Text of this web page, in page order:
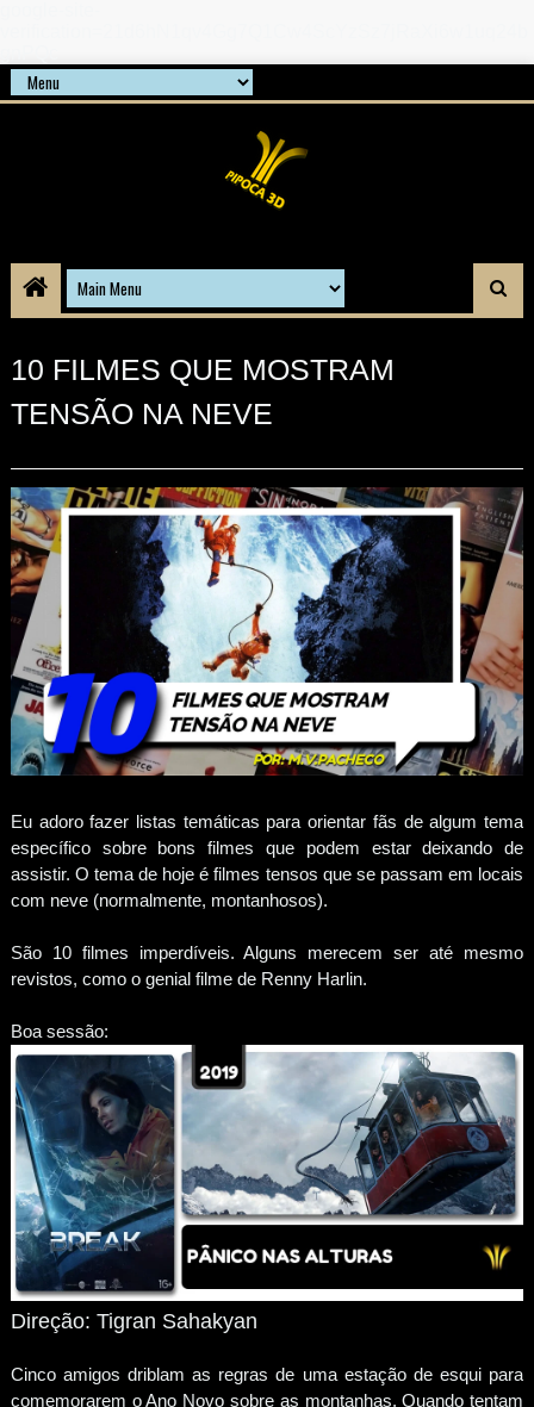
10 FILMES QUE MOSTRAM
TENSÃO NA NEVE
Eu adoro fazer listas temáticas para orientar fãs de algum tema
específico sobre bons filmes que podem estar deixando de
assistir. O tema de hoje é filmes tensos que se passam em locais
com neve (normalmente, montanhosos).
São 10 filmes imperdíveis. Alguns merecem ser até mesmo
revistos, como o genial filme de Renny Harlin.
Boa sessão:
Direção: Tigran Sahakyan
Cinco amigos driblam as regras de uma estação de esqui para
comemorarem o Ano Novo sobre as montanhas. Quando tentam